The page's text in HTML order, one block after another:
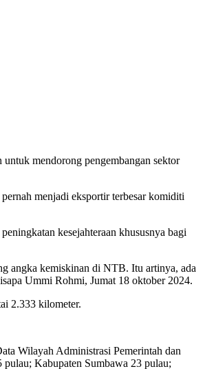
mendorong pengembangan sektor
menjadi eksportir terbesar komiditi
kesejahteraan khususnya bagi
angka kemiskinan di NTB. Itu artinya, ada
Ummi Rohmi, Jumat 18 oktober 2024.
2.333 kilometer.
Wilayah Administrasi Pemerintah dan
Kabupaten Sumbawa 23 pulau;